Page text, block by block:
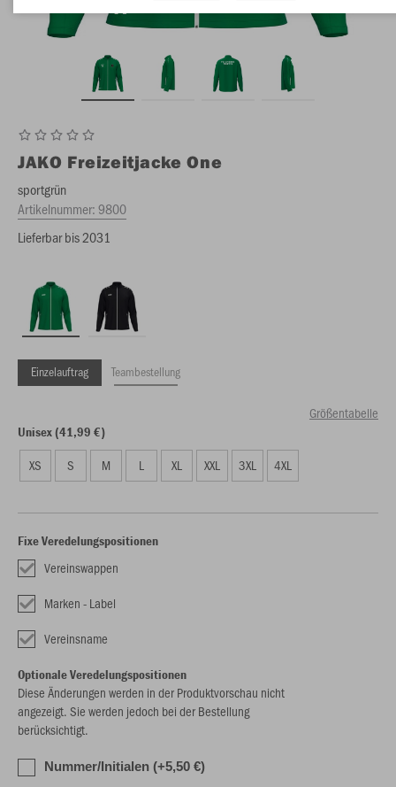
JAKO Freizeitjacke One
sportgrün
Artikelnummer:9800
Lieferbar bis 2031
Einzelauftrag Teambestellung
Größentabelle
Unisex (41,99 €)
XS S M L XL XXL 3XL 4XL
Fixe Veredelungspositionen
Vereinswappen
Marken - Label
Vereinsname
Optionale Veredelungspositionen
Diese Änderungen werden in der Produktvorschau nicht
angezeigt. Sie werden jedoch bei der Bestellung
berücksichtigt.
Nummer/Initialen (+5,50 €)